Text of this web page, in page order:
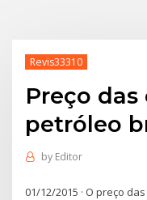
Revis33310
Preço
petróleo
by Editor
01/12/2015 · O preço